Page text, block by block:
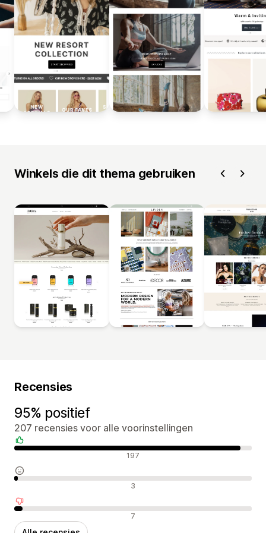
Winkels die dit thema gebruiken
Recensies
95% positief
207 recensies voor alle voorinstellingen
Positieve recensies 197
Neutrale recensies 3
Negatieve recensies 7